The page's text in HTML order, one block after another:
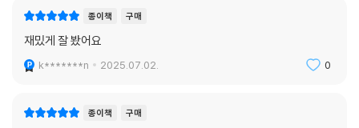
종이책 구매
재밌게 잘 봤어요
k*******n 2025.07.02. 0
종이책 구매